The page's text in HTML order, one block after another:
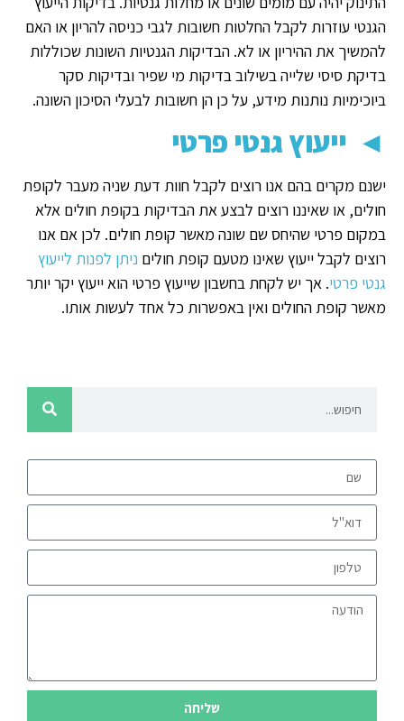
הגנטי עוזרות לקבל החלטות חשובות לגבי כניסה להריון או האם
להמשיך את ההיריון או לא. הבדיקות הגנטיות השונות שכוללות
בדיקת סיסי שלייה בשילוב בדיקות מי שפיר ובדיקות סקר
ביוכימיות נותנות מידע, על כן הן חשובות לבעלי הסיכון השונה.
◄ ייעוץ גנטי פרטי
ישנם מקרים בהם אנו רוצים לקבל חוות דעת שניה מעבר לקופת
חולים, או שאיננו רוצים לבצע את הבדיקות בקופת חולים אלא
במקום פרטי שהיחס שם שונה מאשר קופת חולים. לכן אם אנו
רוצים לקבל ייעוץ שאינו מטעם קופת חולים ניתן לפנות לייעוץ
גנטי פרטי. אך יש לקחת בחשבון שייעוץ פרטי הוא ייעוץ יקר יותר
מאשר קופת החולים ואין באפשרות כל אחד לעשות אותו.
שליחה